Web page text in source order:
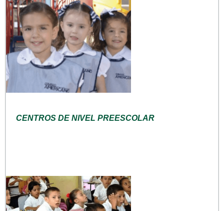
CENTROS DE NIVEL PREESCOLAR